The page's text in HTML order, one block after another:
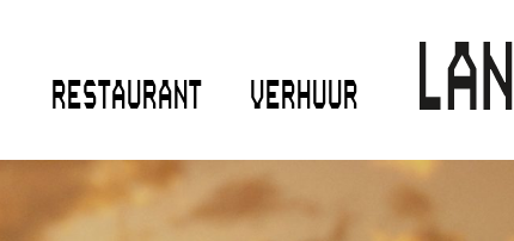
RESTAURANT VERHUUR